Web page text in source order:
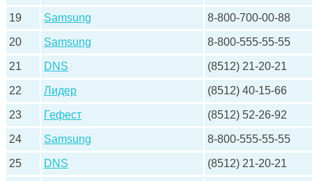
19 Samsung 8-800-700-00-88
20 Samsung 8-800-555-55-55
21 DNS (8512) 21-20-21
22 Лидер (8512) 40-15-66
23 Гефест (8512) 52-26-92
24 Samsung 8-800-555-55-55
25 DNS (8512) 21-20-21